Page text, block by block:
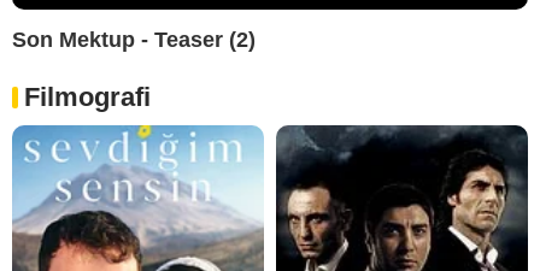
Son Mektup - Teaser (2)
Filmografi